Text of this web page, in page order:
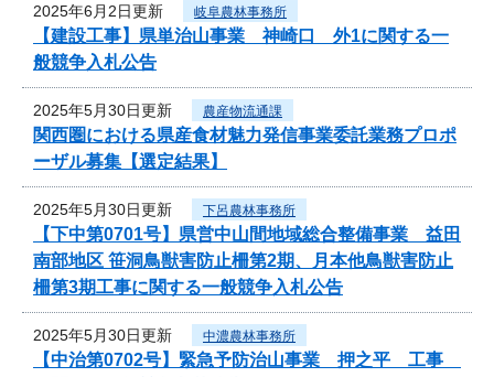
2025年6月2日更新 岐阜農林事務所
【建設工事】県単治山事業 神崎口 外1に関する一
般競争入札公告
2025年5月30日更新 農産物流通課
関西圏における県産食材魅力発信事業委託業務プロポ
ーザル募集【選定結果】
2025年5月30日更新 下呂農林事務所
【下中第0701号】県営中山間地域総合整備事業 益田
南部地区 笹洞鳥獣害防止柵第2期、月本他鳥獣害防止
柵第3期工事に関する一般競争入札公告
2025年5月30日更新 中濃農林事務所
【中治第0702号】緊急予防治山事業 押之平 工事